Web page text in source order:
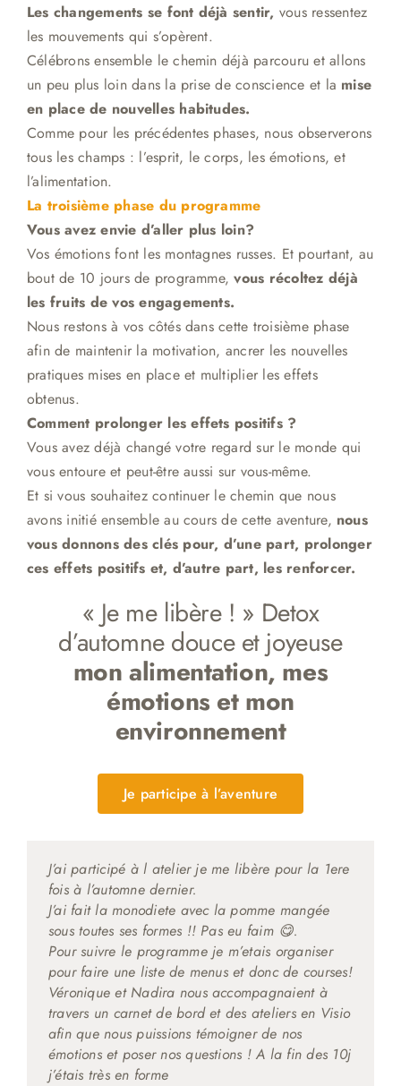
Les changements se font déjà sentir, vous ressentez
les mouvements qui s’opèrent.
Célébrons ensemble le chemin déjà parcouru et allons
un peu plus loin dans la prise de conscience et la mise
en place de nouvelles habitudes.
Comme pour les précédentes phases, nous observerons
tous les champs : l’esprit, le corps, les émotions, et
l’alimentation.
La troisième phase du programme
Vous avez envie d’aller plus loin?
Vos émotions font les montagnes russes. Et pourtant, au
bout de 10 jours de programme,vous récoltez déjà
les fruits de vos engagements.
Nous restons à vos côtés dans cette troisième phase
afin de maintenir la motivation, ancrer les nouvelles
pratiques mises en place et multiplier les effets
obtenus.
Comment prolonger les effets positifs ?
Vous avez déjà changé votre regard sur le monde qui
vous entoure et peut-être aussi sur vous-même.
Et si vous souhaitez continuer le chemin que nous
avons initié ensemble au cours de cette aventure, nous
vous donnons des clés pour, d’une part, prolonger
ces effets positifs et, d’autre part, les renforcer.
« Je me libère ! » Detox
d’automne douce et joyeuse
mon alimentation, mes
émotions et mon
environnement
Je participe à l’aventure
J’ai participé à l atelier je me libère pour la 1ere
fois à l’automne dernier.
J’ai fait la monodiete avec la pomme mangée
sous toutes ses formes !! Pas eu faim 😋.
Pour suivre le programme je m’etais organiser
pour faire une liste de menus et donc de courses!
Véronique et Nadira nous accompagnaient à
travers un carnet de bord et des ateliers en Visio
afin que nous puissions témoigner de nos
émotions et poser nos questions ! A la fin des 10j
j’étais très en forme